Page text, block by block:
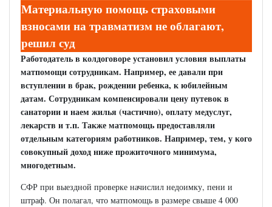
Материальную помощь страховыми
взносами на травматизм не облагают,
решил суд
Работодатель в колдоговоре установил условия выплаты
матпомощи сотрудникам. Например, ее давали при
вступлении в брак, рождении ребенка, к юбилейным
датам. Сотрудникам компенсировали цену путевок в
санатории и наем жилья (частично), оплату медуслуг,
лекарств и т.п. Также матпомощь предоставляли
отдельным категориям работников. Например, тем, у кого
совокупный доход ниже прожиточного минимума,
многодетным.
СФР при выездной проверке начислил недоимку, пени и
штраф. Он полагал, что матпомощь в размере свыше 4 000